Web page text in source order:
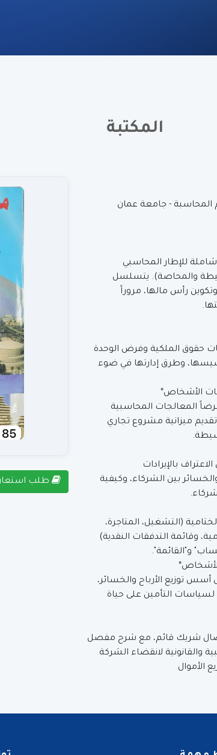
المكتبة
المحاسبة - جامعة عمان
للإطار المحاسبي
والمحاصة). يتسلسل
رأس مالها، مروراً
حقوق الملكية وفرض الوحدة
وطرق إدارتها في ضوء
الأشخاص*
المعالجات المحاسبية
ميزانية مشروع تجاري
بالإيرادات
بين الشركاء، وكيفية
(التشغيل، المتاجرة،
وقائمة التدفقات النقدية)
و"القائمة".
توزيع الأرباح والخسائر،
التأمين على حياة
شريك قائم، مع شرح مفصل
والقانونية لانقضاء الشركة
الأموال
طلب